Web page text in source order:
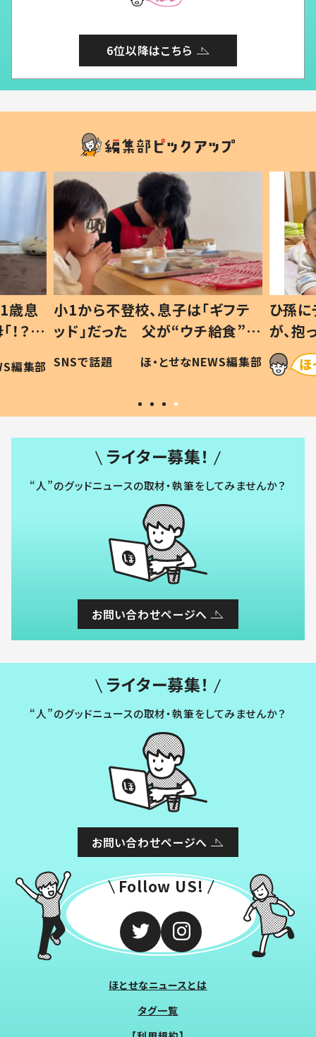
6位以降はこちら
歳息
？」
編集部
小1から不登校、息子は「ギフテ
ッド」だった 父が“ウチ給食”を
作り続ける理由とは #令和の親
#令和の子
SNSで話題 ほ・とせなNEWS編集部
ひ孫
が、
「涙が
い」
ライター募集！
“人”のグッドニュースの取材・執筆をしてみませんか？
お問い合わせページへ
ライター募集！
“人”のグッドニュースの取材・執筆をしてみませんか？
お問い合わせページへ
Follow US!
ほとせなニュースとは
タグ一覧